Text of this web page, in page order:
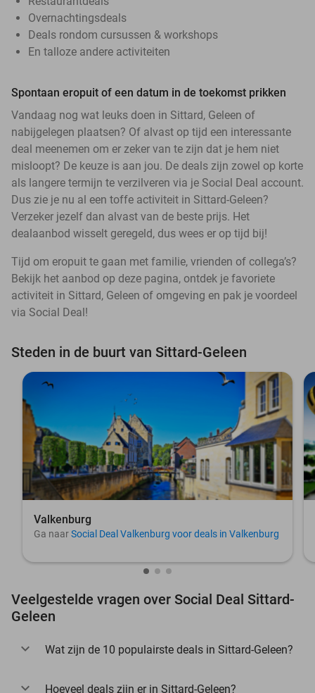
Overnachtingsdeals
Deals rondom cursussen & workshops
En talloze andere activiteiten
Spontaan eropuit of een datum in de toekomst prikken
Vandaag nog wat leuks doen in Sittard, Geleen of
nabijgelegen plaatsen? Of alvast op tijd een interessante
deal meenemen om er zeker van te zijn dat je hem niet
misloopt? De keuze is aan jou. De deals zijn zowel op korte
als langere termijn te verzilveren via je Social Deal account.
Dus zie je nu al een toffe activiteit in Sittard-Geleen?
Verzeker jezelf dan alvast van de beste prijs. Het
dealaanbod wisselt geregeld, dus wees er op tijd bij!
Tijd om eropuit te gaan met familie, vrienden of collega’s?
Bekijk het aanbod op deze pagina, ontdek je favoriete
activiteit in Sittard, Geleen of omgeving en pak je voordeel
via Social Deal!
Steden in de buurt van Sittard-Geleen
Valkenburg
Ga naarSocial Deal Valkenburg voor deals in Valkenburg
Veelgestelde vragen over Social Deal Sittard-
Geleen
Wat zijn de 10 populairste deals in Sittard-Geleen?
Hoeveel deals zijn er in Sittard-Geleen?